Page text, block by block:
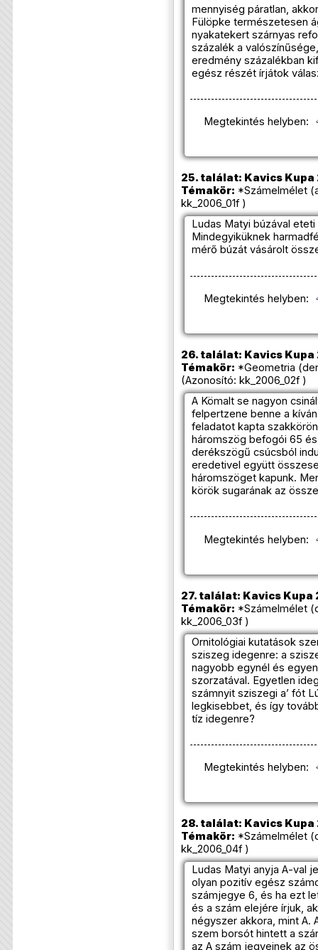
mennyiség páratlan,
Fülöpke természetesen
nyakatekert szárnyas
százalék a
eredmény százalékban
egész részét írjátok
Megtekintés helyben:
25. találat: Kavics Kupa
Témakör: *Számelmélet
kk_2006_01f )
Ludas Matyi búzával
Mindegyiküknek
mérő búzát vásárolt
Megtekintés helyben:
26. találat: Kavics
Témakör: *Geometria
(Azonosító: kk_2006_02f )
A Kömalt se nagyon
felpertzene benne a
feladatot kapta
háromszög befogói 65
derékszögű csúcsból
eredetivel együtt
háromszöget kapunk.
körök sugarának az
Megtekintés helyben:
27. találat: Kavics Kupa
Témakör: *Számelmélet
kk_2006_03f )
Ornitológiai kutatások
sziszeg idegenre: a
nagyobb egynél és
szorzatával. Egyetlen
számnyit sziszegi a’ fót
legkisebbet, és így
tíz idegenre?
Megtekintés helyben:
28. találat: Kavics
Témakör: *Számelmélet
kk_2006_04f )
Ludas Matyi anyja A-val
olyan pozitív egész
számjegye 6, és ha ezt
és a szám elejére írjuk,
négyszer akkora, mint A.
szem borsót hintett a
az A szám jegyeinek az